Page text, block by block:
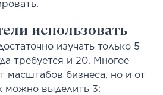
использовать
изучать только 5
требуется и 20. Многое
масштабов бизнеса, но и от
можно выделить 3: